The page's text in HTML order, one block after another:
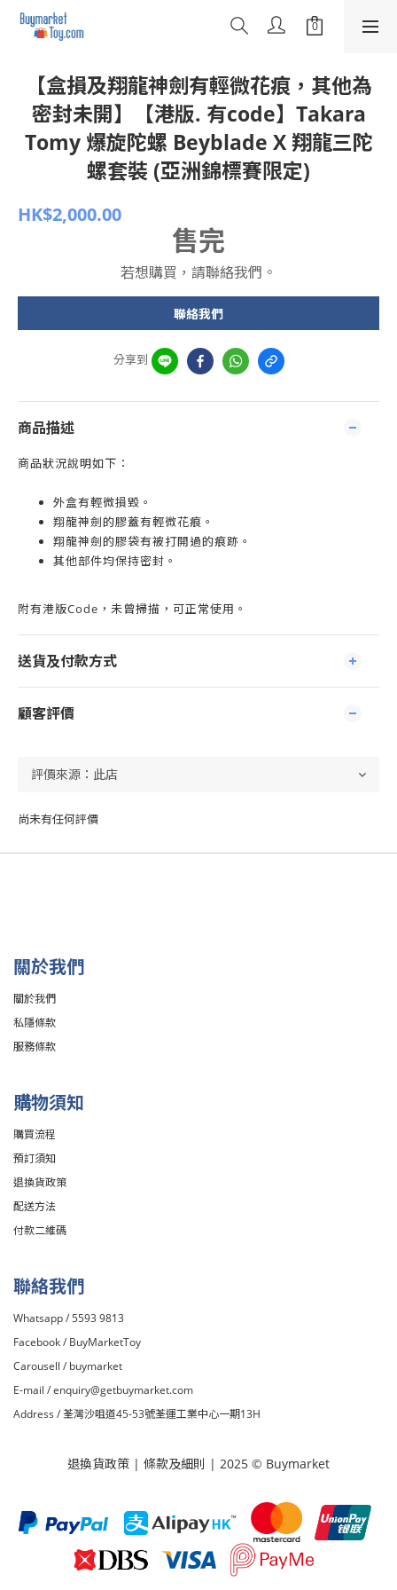
【盒損及翔龍神劍有輕微花痕，其他為
密封未開】【港版. 有code】Takara
Tomy 爆旋陀螺 Beyblade X 翔龍三陀
螺套裝 (亞洲錦標賽限定)
HK$2,000.00
售完
若想購買，請聯絡我們。
聯絡我們
分享到
商品描述
商品狀況說明如下：
外盒有輕微損毀。
翔龍神劍的膠蓋有輕微花痕。
翔龍神劍的膠袋有被打開過的痕跡。
其他部件均保持密封。
附有港版Code，未曾掃描，可正常使用。
送貨及付款方式
顧客評價
尚未有任何評價
關於我們
關於我們
私隱條款
服務條款
購物須知
購買流程
預訂須知
退換貨政策
配送方法
付款二維碼
聯絡我們
Whatsapp / 5593 9813
Facebook / BuyMarketToy
Carousell / buymarket
E-mail /enquiry@getbuymarket.com
Address / 荃灣沙咀道45-53號荃運工業中心一期13H
退換貨政策 | 條款及細則 | 2025 © Buymarket